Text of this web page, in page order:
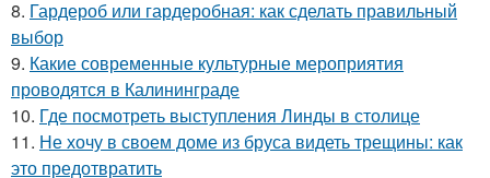
8. Гардероб или гардеробная: как сделать правильный
выбор
9. Какие современные культурные мероприятия
проводятся в Калининграде
10. Где посмотреть выступления Линды в столице
11. Не хочу в своем доме из бруса видеть трещины: как
это предотвратить